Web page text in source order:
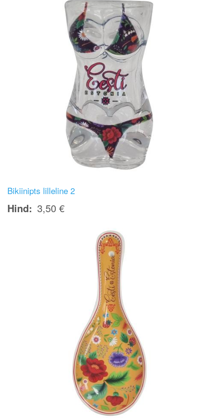
Bikiinipts lilleline 2
Hind 3,50 €